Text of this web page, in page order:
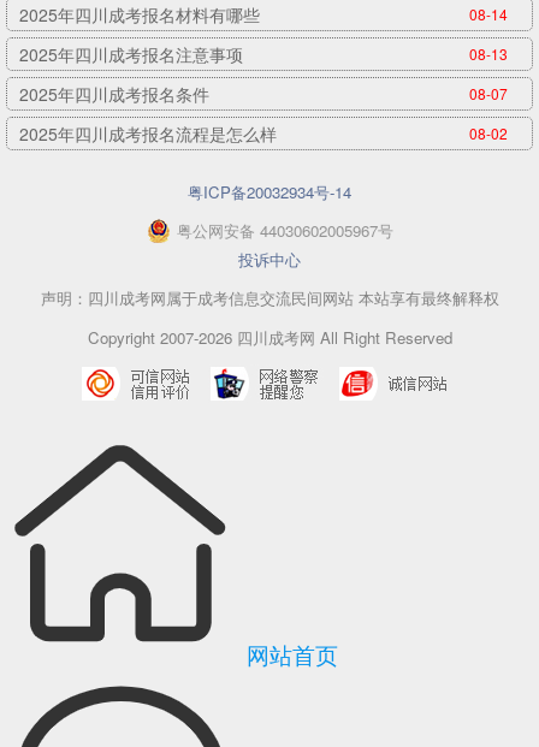
2025年四川成考报名材料有哪些 08-14
2025年四川成考报名注意事项 08-13
2025年四川成考报名条件 08-07
2025年四川成考报名流程是怎么样 08-02
粤ICP备20032934号-14
粤公网安备 44030602005967号
投诉中心
声明：四川成考网属于成考信息交流民间网站 本站享有最终解释权
Copyright 2007-2026 四川成考网 All Right Reserved
网站首页